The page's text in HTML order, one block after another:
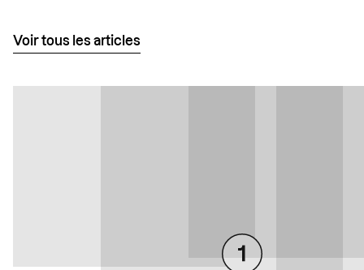
Voir tous les articles